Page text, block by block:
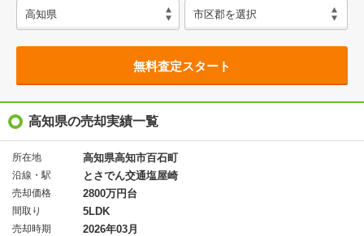
無料査定スタート
高知県の売却実績一覧
所在地 高知県高知市百石町
沿線・駅 とさでん交通塩屋崎
売却価格 2800万円台
間取り 5LDK
売却時期 2026年03月